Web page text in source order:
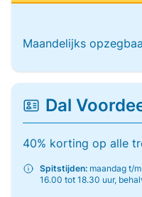
Maandelijks
Dal
40% korting op alle
Spitstijden: maandag t/
16.00 tot 18.30 uur,